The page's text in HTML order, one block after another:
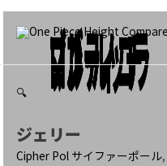
Skip
🔍
ジェリー
Cipher Pol サイファーポール,
マンティコラ
Add To Cart
ブルーノ
Add To Cart
ロブ･ルッチ
Add To Cart